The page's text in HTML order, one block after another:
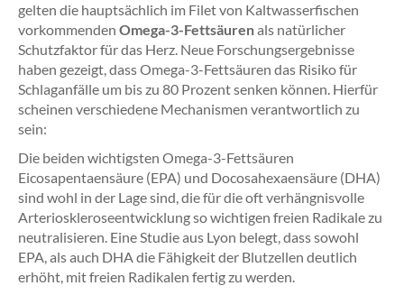
gelten die hauptsächlich im Filet von Kaltwasserfischen
vorkommenden Omega-3-Fettsäurenals natürlicher
Schutzfaktor für das Herz. Neue Forschungsergebnisse
haben gezeigt, dass Omega-3-Fettsäuren das Risiko für
Schlaganfälle um bis zu 80 Prozent senken können. Hierfür
scheinen verschiedene Mechanismen verantwortlich zu
sein:
Die beiden wichtigsten Omega-3-Fettsäuren
Eicosapentaensäure (EPA) und Docosahexaensäure (DHA)
sind wohl in der Lage sind, die für die oft verhängnisvolle
Arterioskleroseentwicklung so wichtigen freien Radikale zu
neutralisieren. Eine Studie aus Lyon belegt, dass sowohl
EPA, als auch DHA die Fähigkeit der Blutzellen deutlich
erhöht, mit freien Radikalen fertig zu werden.